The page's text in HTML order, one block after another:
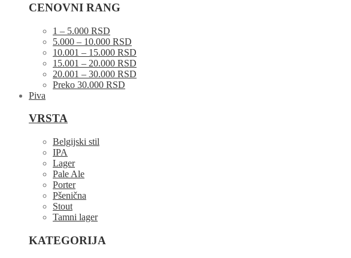
CENOVNI RANG
1 – 5.000 RSD
5.000 – 10.000 RSD
10.001 – 15.000 RSD
15.001 – 20.000 RSD
20.001 – 30.000 RSD
Preko 30.000 RSD
Piva
VRSTA
Belgijski stil
IPA
Lager
Pale Ale
Porter
Pšenična
Stout
Tamni lager
KATEGORIJA